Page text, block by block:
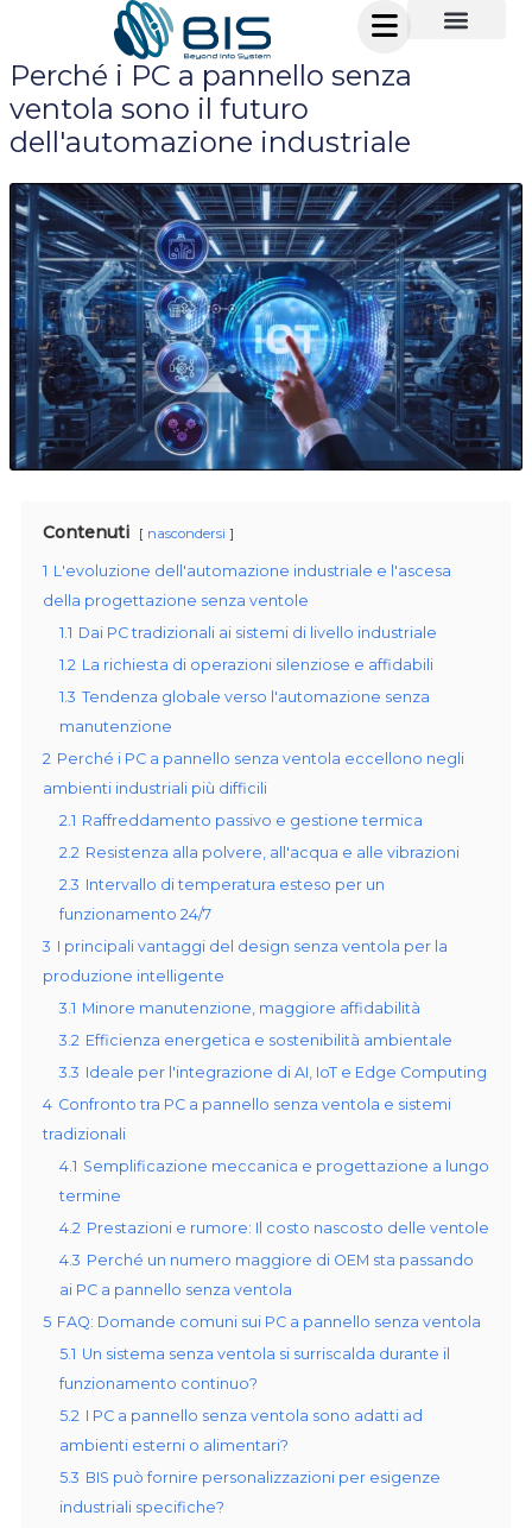
contenuto
Perché i PC a pannello senza
ventola sono il futuro
dell'automazione industriale
Contenuti nascondersi
1 L'evoluzione dell'automazione industriale e l'ascesa
della progettazione senza ventole
1.1 Dai PC tradizionali ai sistemi di livello industriale
1.2 La richiesta di operazioni silenziose e affidabili
1.3 Tendenza globale verso l'automazione senza
manutenzione
2 Perché i PC a pannello senza ventola eccellono negli
ambienti industriali più difficili
2.1 Raffreddamento passivo e gestione termica
2.2 Resistenza alla polvere, all'acqua e alle vibrazioni
2.3 Intervallo di temperatura esteso per un
funzionamento 24/7
3 I principali vantaggi del design senza ventola per la
produzione intelligente
3.1 Minore manutenzione, maggiore affidabilità
3.2 Efficienza energetica e sostenibilità ambientale
3.3 Ideale per l'integrazione di AI, IoT e Edge Computing
4 Confronto tra PC a pannello senza ventola e sistemi
tradizionali
4.1 Semplificazione meccanica e progettazione a lungo
termine
4.2 Prestazioni e rumore: Il costo nascosto delle ventole
4.3 Perché un numero maggiore di OEM sta passando
ai PC a pannello senza ventola
5 FAQ: Domande comuni sui PC a pannello senza ventola
5.1 Un sistema senza ventola si surriscalda durante il
funzionamento continuo?
5.2 I PC a pannello senza ventola sono adatti ad
ambienti esterni o alimentari?
5.3 BIS può fornire personalizzazioni per esigenze
industriali specifiche?